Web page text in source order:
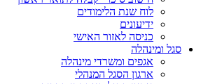
לוח שנת הלימודים
ידיעונים
כניסה לאזור האישי
סגל ומינהלה
אגפים ומשרדי מינהלה
ארגון הסגל המנהלי